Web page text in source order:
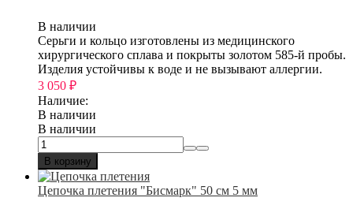
В наличии
Серьги и кольцо изготовлены из медицинского
хирургического сплава и покрыты золотом 585-й пробы.
Изделия устойчивы к воде и не вызывают аллергии.
3 050 ₽
Наличие:
В наличии
В наличии
В корзину
Цепочка плетения "Бисмарк" 50 см 5 мм